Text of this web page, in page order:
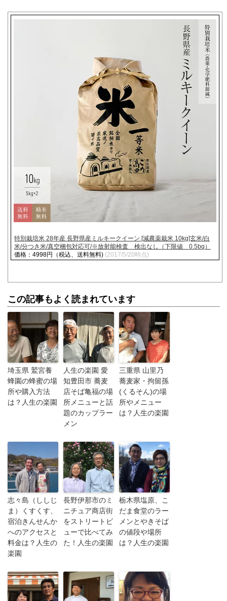
特別栽培米 28年産 長野県産ミルキークイーン [減農薬栽米 10kg]玄米/白
米/分つき米/真空梱包対応可/※放射能検査 検出なし（下限値 0.5bq）
価格：4998円（税込、送料無料) (2017/5/20時点)
この記事もよく読まれています
埼玉県 鷲宮養
蜂園の蜂蜜の場
所や購入方法
は？人生の楽園
人生の楽園 愛
知豊田市 蕎麦
店そば亀福の場
所メニューと話
題のカップラー
メン
三重県 山里乃
蕎麦家・拘留孫
(くるそん)の場
所やメニュー
は？人生の楽園
志々島（ししじ
ま）くすくす、
宿泊きんせんか
へのアクセスと
料金は？人生の
楽園
長野伊那市のミ
ニチュア商店街
をストリートビ
ューで比べてみ
た！人生の楽園
栃木県塩原、こ
だま食堂のラー
メンとやきそば
の値段や場所
は？人生の楽園